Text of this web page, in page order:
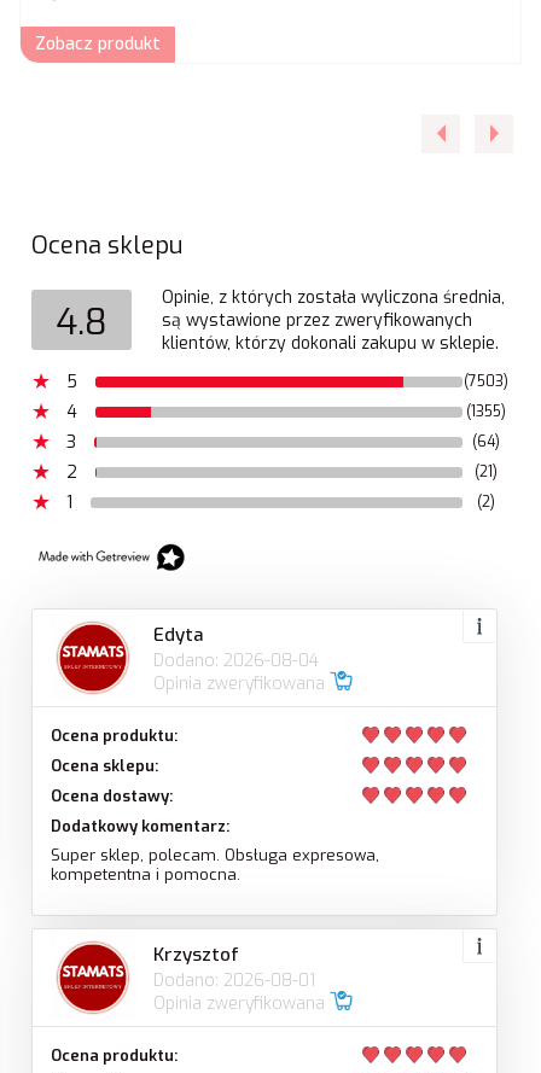
Zobacz produkt
Ocena sklepu
4.8
Opinie, z których została wyliczona średnia,
są wystawione przez zweryfikowanych
klientów, którzy dokonali zakupu w sklepie.
5
(7503)
4 (1355)
3 (64)
2 (21)
1 (2)
Edyta
Dodano: 2026-08-04
Opinia zweryfikowana
Ocena produktu:
Ocena sklepu:
Ocena dostawy:
Dodatkowy komentarz:
Super sklep, polecam. Obsługa expresowa,
kompetentna i pomocna.
Krzysztof
Dodano: 2026-08-01
Opinia zweryfikowana
Ocena produktu: